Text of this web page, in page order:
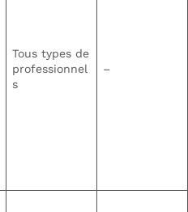
Tous types de
professionnel
s
–